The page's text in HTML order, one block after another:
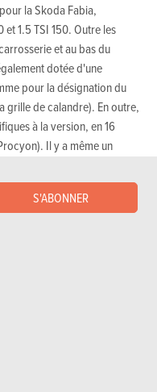
S'ABONNER
la Skoda Fabia,
1.5 TSI 150. Outre les
et au bas du
dotée d'une
pour la désignation du
grille de calandre). En outre,
à la version, en 16
Il y a même un
réussies. On peut
style. Même à l'intérieur, où
référence au rallye,